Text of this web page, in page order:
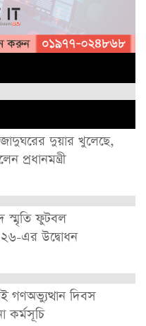
দুয়ার খুলেছে,
প্রধানমন্ত্রী
স্মৃতি ফুটবল
এর উদ্বোধন
গণঅভ্যুত্থান দিবস
কর্মসূচি